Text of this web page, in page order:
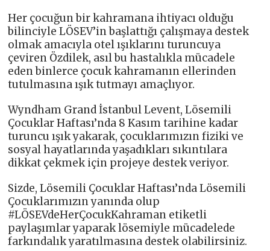
Her çocuğun bir kahramana ihtiyacı olduğu
bilinciyle LÖSEV’in başlattığı çalışmaya destek
olmak amacıyla otel ışıklarını turuncuya
çeviren Özdilek, asıl bu hastalıkla mücadele
eden binlerce çocuk kahramanın ellerinden
tutulmasına ışık tutmayı amaçlıyor.
Wyndham Grand İstanbul Levent, Lösemili
Çocuklar Haftası’nda 8 Kasım tarihine kadar
turuncu ışık yakarak, çocuklarımızın fiziki ve
sosyal hayatlarında yaşadıkları sıkıntılara
dikkat çekmek için projeye destek veriyor.
Sizde, Lösemili Çocuklar Haftası’nda Lösemili
Çocuklarımızın yanında olup
#LÖSEVdeHerÇocukKahraman etiketli
paylaşımlar yaparak lösemiyle mücadelede
farkındalık yaratılmasına destek olabilirsiniz.